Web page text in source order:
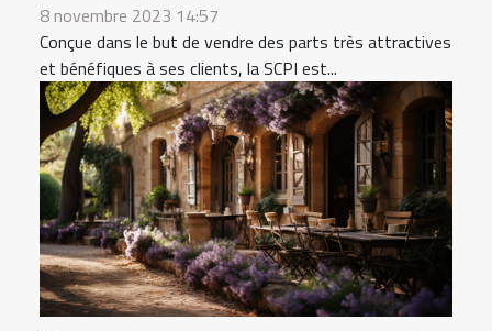
8 novembre 2023 14:57
Conçue dans le but de vendre des parts très attractives
et bénéfiques à ses clients, la SCPI est...